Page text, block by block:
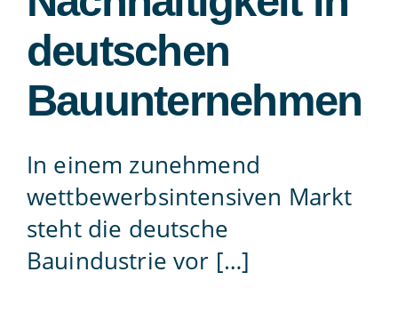
815-455-4755
deutschen
Bauunternehmen
In einem zunehmend
wettbewerbsintensiven Markt
steht die deutsche
Bauindustrie vor […]